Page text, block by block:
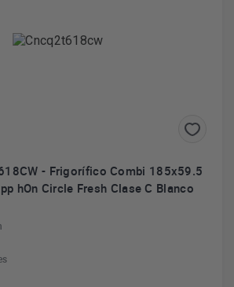
- Frigorífico Combi 185x59.5
hOn Circle Fresh Clase C Blanco